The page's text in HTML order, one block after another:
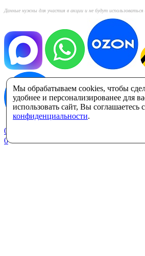
Мы обрабатываем cookies, чтобы
удобнее и персонализированее для
использовать сайт, Вы соглашаетесь с
конфиденциальности.
Данные нужны для участия в акции и не будут использоваться
0
0